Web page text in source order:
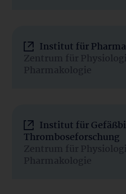
Institut für
Zentrum für
Pharmakologie
Institut für
Thromboseforschung
Zentrum für
Pharmakologie